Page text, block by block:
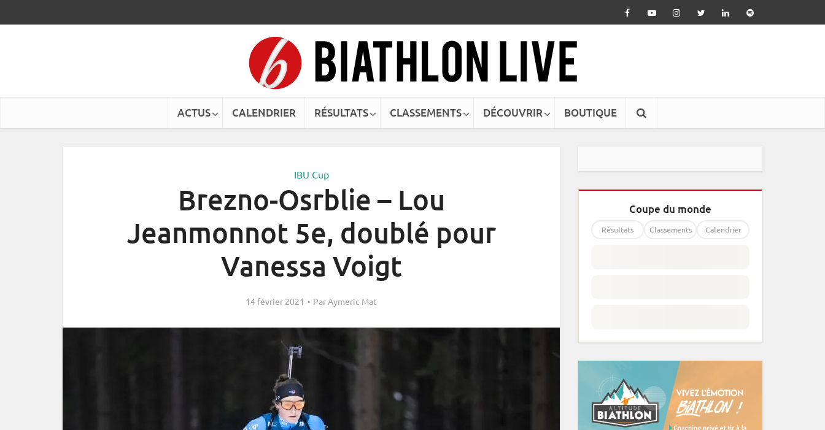
ACTUS CALENDRIER RÉSULTATS CLASSEMENTS DÉCOUVRIR BOUTIQUE
IBU Cup
Brezno-Osrblie – Lou
Jeanmonnot 5e, doublé pour
Vanessa Voigt
14 février 2021 ParAymeric Mat
Coupe du monde
Résultats Classements Calendrier